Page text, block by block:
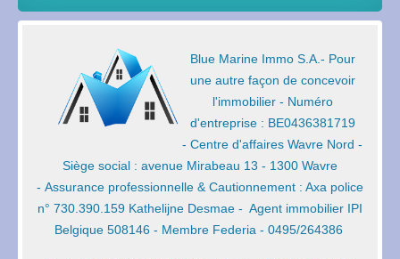
Blue Marine Immo S.A.- Pour
une autre façon de concevoir
l'immobilier - Numéro
d'entreprise : BE0436381719
- Centre d'affaires Wavre Nord -
Siège social : avenue Mirabeau 13 - 1300 Wavre
- Assurance professionnelle & Cautionnement : Axa police
n° 730.390.159 Kathelijne Desmae - Agent immobilier IPI
Belgique 508146 - Membre Federia - 0495/264386